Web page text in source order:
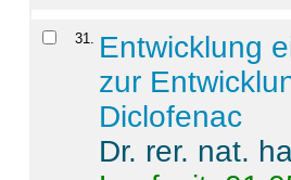
31. Entwicklung
zur
Diclofenac
Dr. rer. nat.